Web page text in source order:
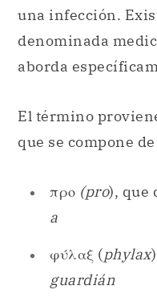
una infección.
denominada
aborda
El término
que se compone
προ (pro), que
a
φύλαξ (phylax
guardián